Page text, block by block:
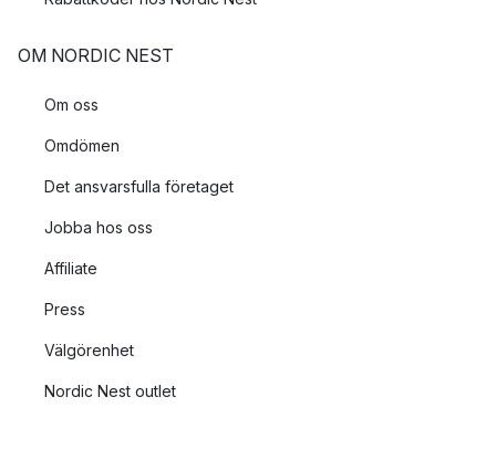
OM NORDIC NEST
Om oss
Omdömen
Det ansvarsfulla företaget
Jobba hos oss
Affiliate
Press
Välgörenhet
Nordic Nest outlet